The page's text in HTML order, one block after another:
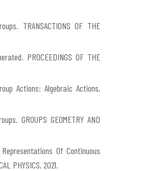
TRANSACTIONS OF THE
PROCEEDINGS OF THE
Actions: Algebraic Actions,
GROUPS GEOMETRY AND
Of Continuous
PHYSICS, 2021.